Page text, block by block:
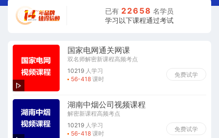
已有 226 58 名学员
学习以下课程通过考试
国家电网通关网课
双名师解密新课程高频考点
10219人学习
56-418 课时
免费试学
湖南中烟公司视频课程
解密新课程高频考点
10219人学习
56-418 课时
免费试学